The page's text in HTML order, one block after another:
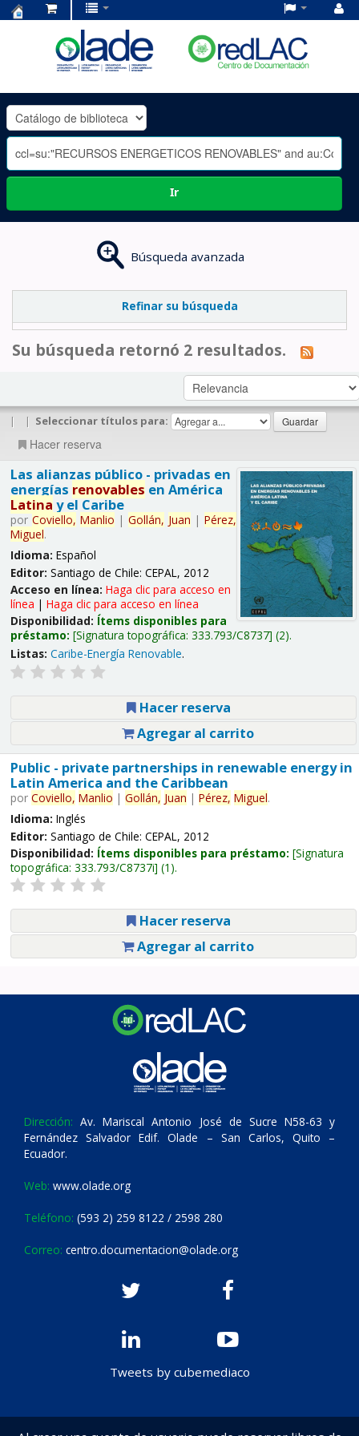
OLADE
-
Ir
Búsqueda avanzada
Refinar su búsqueda
Su búsqueda retornó 2 resultados.
| | Seleccionar títulos para:
Hacer reserva
Las alianzas público - privadas en
energías renovables en América
Latina y el Caribe
por Coviello, Manlio | Gollán, Juan | Pérez,
Miguel.
Idioma: Español
Editor: Santiago de Chile: CEPAL, 2012
Acceso en línea: Haga clic para acceso en
línea | Haga clic para acceso en línea
Disponibilidad: Ítems disponibles para
préstamo: Signatura topográfica: 333.793/C8737 (2).
Listas: Caribe-Energía Renovable.
Hacer reserva
Agregar al carrito
Public - private partnerships in renewable energy in
Latin America and the Caribbean
por Coviello, Manlio | Gollán, Juan | Pérez, Miguel.
Idioma: Inglés
Editor: Santiago de Chile: CEPAL, 2012
Disponibilidad: Ítems disponibles para préstamo: Signatura
topográfica: 333.793/C8737i (1).
Hacer reserva
Agregar al carrito
Dirección: Av. Mariscal Antonio José de Sucre N58-63 y
Fernández Salvador Edif. Olade – San Carlos, Quito –
Ecuador.
Web: www.olade.org
Teléfono: (593 2) 259 8122 / 2598 280
Correo: centro.documentacion@olade.org
Tweets by cubemediaco